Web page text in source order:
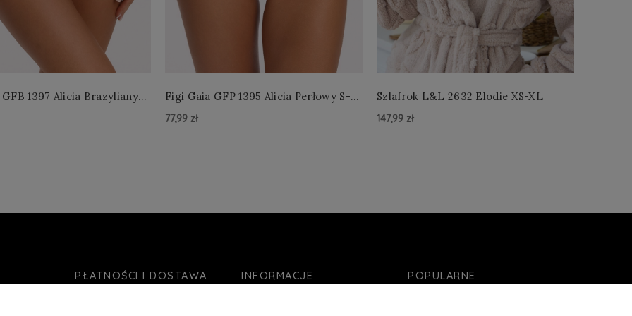
1397 Alicia Brazyliany
Figi Gaia GFP 1395 Alicia Perłowy S-
77,99 zł
Szlafrok L&L 2632 Elodie XS-XL
147,99 zł
PŁATNOŚCI I DOSTAWA INFORMACJE POPULARNE